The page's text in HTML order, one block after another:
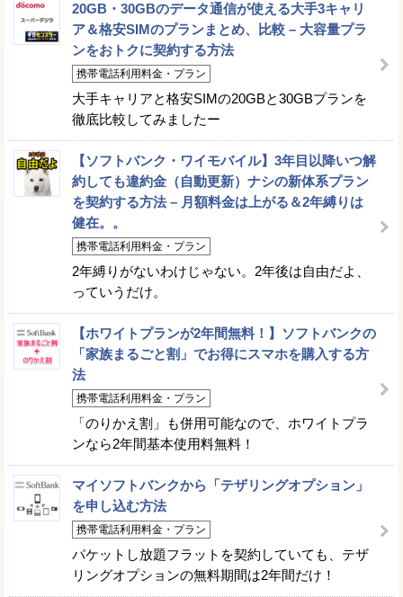
20GB・30GBのデータ通信が使える大手3キャリ
ア＆格安SIMのプランまとめ、比較 – 大容量プラ
ンをおトクに契約する方法
携帯電話利用料金・プラン
大手キャリアと格安SIMの20GBと30GBプランを
徹底比較してみましたー
【ソフトバンク・ワイモバイル】3年目以降いつ解
約しても違約金（自動更新）ナシの新体系プラン
を契約する方法 – 月額料金は上がる＆2年縛りは
健在。。
携帯電話利用料金・プラン
2年縛りがないわけじゃない。2年後は自由だよ、
っていうだけ。
【ホワイトプランが2年間無料！】ソフトバンクの
「家族まるごと割」でお得にスマホを購入する方
法
携帯電話利用料金・プラン
「のりかえ割」も併用可能なので、ホワイトプラ
ンなら2年間基本使用料無料！
マイソフトバンクから「テザリングオプション」
を申し込む方法
携帯電話利用料金・プラン
パケットし放題フラットを契約していても、テザ
リングオプションの無料期間は2年間だけ！